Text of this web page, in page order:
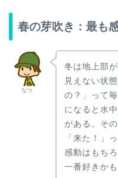
春の芽吹き：最も
なつ
冬は地上部
見えない状
の？」って
になると水
がある。そ
「来た！」
感動はもち
一番好きかも